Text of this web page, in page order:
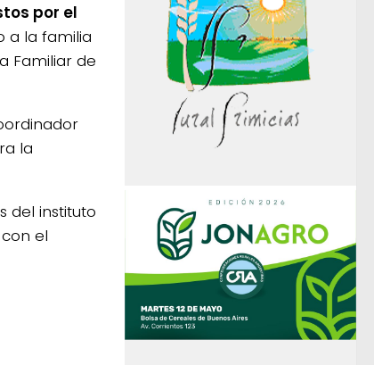
por el
a la familia
Familiar de
la
del instituto
el